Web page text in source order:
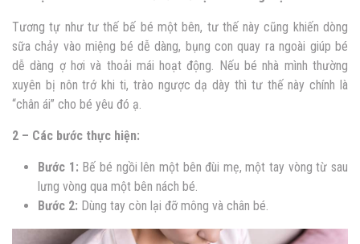
Tương tự như tư thế bế bé một bên, tư thế này cũng khiến dòng
sữa chảy vào miệng bé dễ dàng, bụng con quay ra ngoài giúp bé
dễ dàng ợ hơi và thoải mái hoạt động. Nếu bé nhà mình thường
xuyên bị nôn trớ khi ti, trào ngược dạ dày thì tư thế này chính là
“chân ái” cho bé yêu đó ạ.
2 – Các bước thực hiện:
Bước 1: Bế bé ngồi lên một bên đùi mẹ, một tay vòng từ sau
lưng vòng qua một bên nách bé.
Bước 2: Dùng tay còn lại đỡ mông và chân bé.